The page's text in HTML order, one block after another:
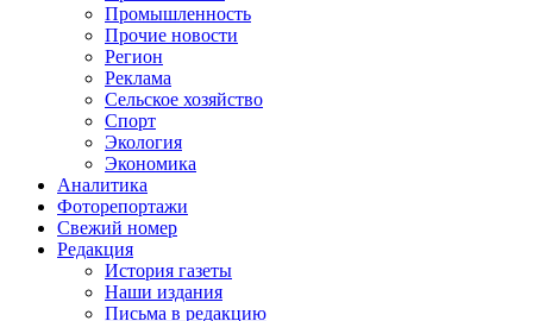
Промышленность
Прочие новости
Регион
Реклама
Сельское хозяйство
Спорт
Экология
Экономика
Аналитика
Фоторепортажи
Свежий номер
Редакция
История газеты
Наши издания
Письма в редакцию